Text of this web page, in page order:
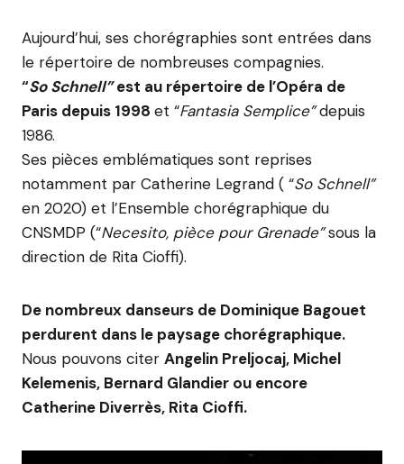
Aujourd’hui, ses chorégraphies sont entrées dans
le répertoire de nombreuses compagnies.
“So Schnell”est au répertoire de l’Opéra de
Paris depuis 1998 et “Fantasia Semplice”depuis
1986.
Ses pièces emblématiques sont reprises
notamment par Catherine Legrand ( “So Schnell”
en 2020) et l’Ensemble chorégraphique du
CNSMDP (“Necesito, pièce pour Grenade”sous la
direction de Rita Cioffi).
De nombreux danseurs de Dominique Bagouet
perdurent dans le paysage chorégraphique.
Nous pouvons citer Angelin Preljocaj, Michel
Kelemenis, Bernard Glandier ou encore
Catherine Diverrès, Rita Cioffi.